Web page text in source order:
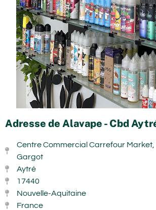
Adresse de Alavape - Cbd
Centre Commercial Carrefour Market,
Gargot
Aytré
17440
Nouvelle-Aquitaine
France